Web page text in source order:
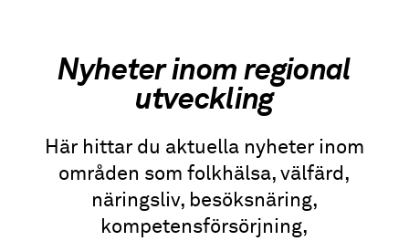
Nyheter inom regional
utveckling
Här hittar du aktuella nyheter inom
områden som folkhälsa, välfärd,
näringsliv, besöksnäring,
kompetensförsörjning,